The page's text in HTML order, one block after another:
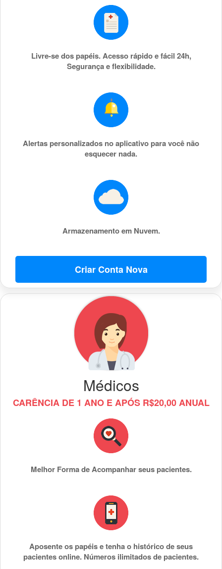
Livre-se dos papéis. Acesso rápido e fácil 24h,
Segurança e flexibilidade.
Alertas personalizados no aplicativo para você não
esquecer nada.
Armazenamento em Nuvem.
Criar Conta Nova
Médicos
CARÊNCIA DE 1 ANO E APÓS R$20,00 ANUAL
Melhor Forma de Acompanhar seus pacientes.
Aposente os papéis e tenha o histórico de seus
pacientes online. Números ilimitados de pacientes.